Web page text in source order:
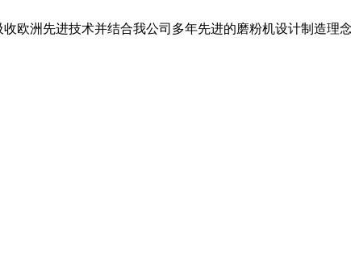
欧洲先进技术并结合我公司多年先进的磨粉机设计制造理